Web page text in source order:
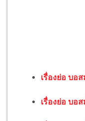
เรื่องย่อ บอ
เรื่องย่อ บอ